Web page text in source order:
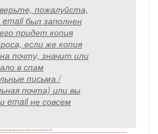
пожалуйста,
был заполнен
придет копия
если же копия
почту, значит или
в спам
письма /
почта) или вы
email не совсем